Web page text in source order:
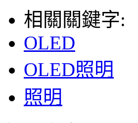
相關關鍵字:
OLED
OLED照明
照明